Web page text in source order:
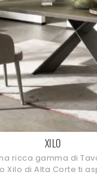
XILO
ricca gamma di
Xilo di Alta Corte ti